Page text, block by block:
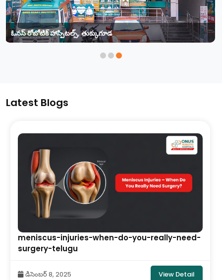
ఓనస్ రోబోటిక్ హాస్పిటల్స్, తుక్కుగూడ
Latest Blogs
meniscus-injuries-when-do-you-really-need-
surgery-telugu
డిసెంబర్ 8, 2025 View Detail